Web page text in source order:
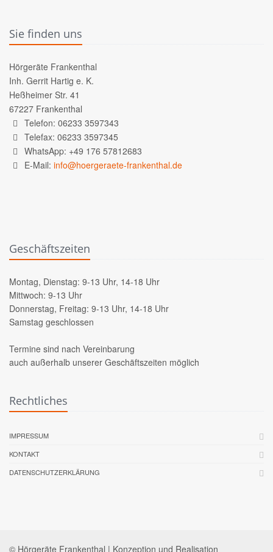
Sie finden uns
Hörgeräte Frankenthal
Inh. Gerrit Hartig e. K.
Heßheimer Str. 41
67227 Frankenthal
Telefon: 06233 3597343
Telefax: 06233 3597345
WhatsApp: +49 176 57812683
E-Mail: info@hoergeraete-frankenthal.de
Geschäftszeiten
Montag, Dienstag: 9-13 Uhr, 14-18 Uhr
Mittwoch: 9-13 Uhr
Donnerstag, Freitag: 9-13 Uhr, 14-18 Uhr
Samstag geschlossen
Termine sind nach Vereinbarung
auch außerhalb unserer Geschäftszeiten möglich
Rechtliches
IMPRESSUM
KONTAKT
DATENSCHUTZERKLÄRUNG
© Hörgeräte Frankenthal | Konzeption und Realisation